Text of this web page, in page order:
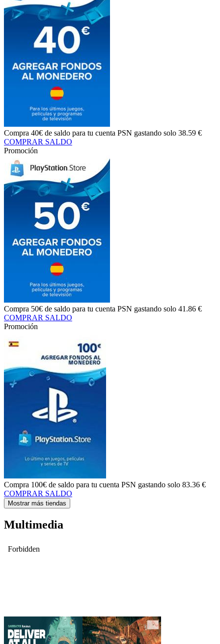
Compra 40€ de saldo para tu cuenta PSN gastando solo 38.59 €
COMPRAR SALDO
Promoción
Compra 50€ de saldo para tu cuenta PSN gastando solo 41.86 €
COMPRAR SALDO
Promoción
Compra 100€ de saldo para tu cuenta PSN gastando solo 83.36 €
COMPRAR SALDO
Mostrar más tiendas
Multimedia